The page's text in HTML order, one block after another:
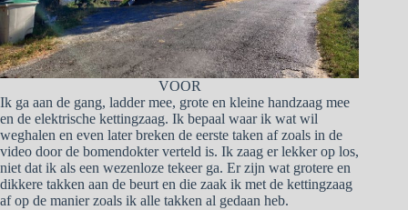
VOOR
Ik ga aan de gang, ladder mee, grote en kleine handzaag mee
en de elektrische kettingzaag. Ik bepaal waar ik wat wil
weghalen en even later breken de eerste taken af zoals in de
video door de bomendokter verteld is. Ik zaag er lekker op los,
niet dat ik als een wezenloze tekeer ga. Er zijn wat grotere en
dikkere takken aan de beurt en die zaak ik met de kettingzaag
af op de manier zoals ik alle takken al gedaan heb.